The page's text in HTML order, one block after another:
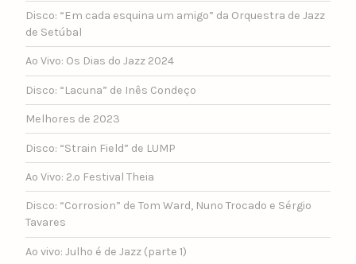
Disco: “Em cada esquina um amigo” da Orquestra de Jazz
de Setúbal
Ao Vivo: Os Dias do Jazz 2024
Disco: “Lacuna” de Inês Condeço
Melhores de 2023
Disco: “Strain Field” de LUMP
Ao Vivo: 2.º Festival Theia
Disco: “Corrosion” de Tom Ward, Nuno Trocado e Sérgio
Tavares
Ao vivo: Julho é de Jazz (parte 1)